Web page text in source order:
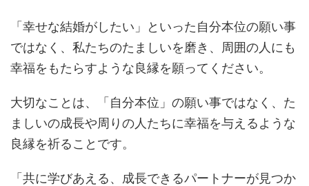
「幸せな結婚がしたい」といった自分本位の願い事
ではなく、私たちのたましいを磨き、周囲の人にも
幸福をもたらすような良縁を願ってください。
大切なことは、「自分本位」の願い事ではなく、た
ましいの成長や周りの人たちに幸福を与えるような
良縁を祈ることです。
「共に学びあえる、成長できるパートナーが見つか